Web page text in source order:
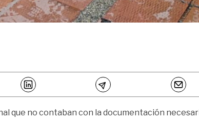
que no contaban con la documentación